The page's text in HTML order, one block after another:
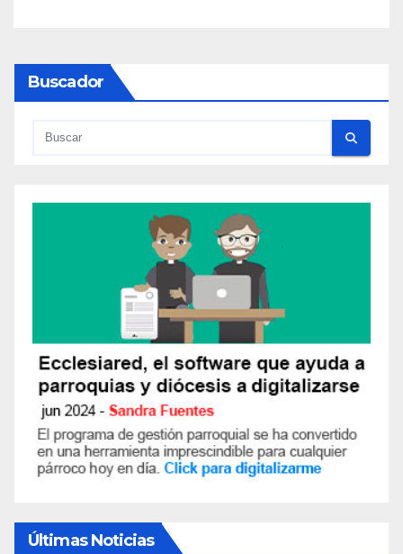
Buscador
Últimas Noticias